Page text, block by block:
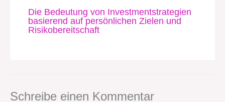
Die Bedeutung von Investmentstrategien
basierend auf persönlichen Zielen und
Risikobereitschaft
Schreibe einen Kommentar